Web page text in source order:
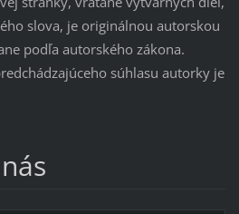
slova, je originálnou autorskou
podľa autorského zákona.
súhlasu autorky je